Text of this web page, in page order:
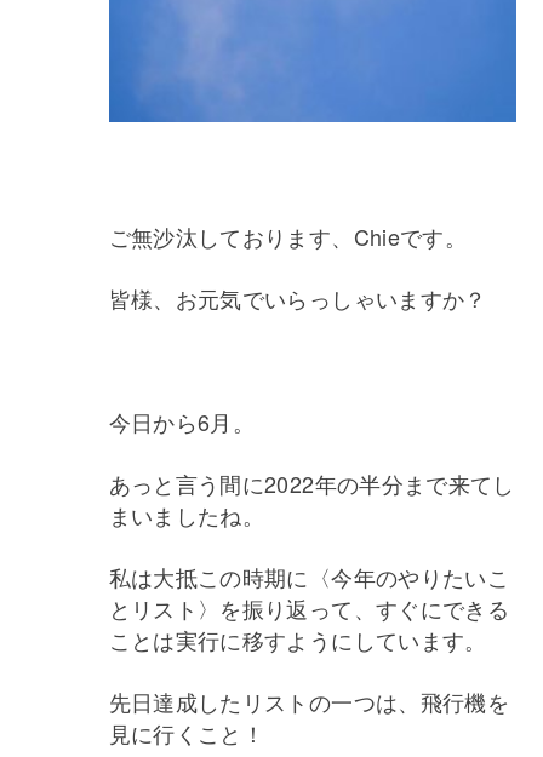
ご無沙汰しております、Chieです。
皆様、お元気でいらっしゃいますか？
今日から6月。
あっと言う間に2022年の半分まで来てし
まいましたね。
私は大抵この時期に〈今年のやりたいこ
とリスト〉を振り返って、すぐにできる
ことは実行に移すようにしています。
先日達成したリストの一つは、飛行機を
見に行くこと！